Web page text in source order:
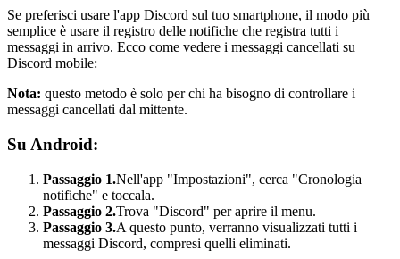
Se preferisci usare l'app Discord sul tuo smartphone, il modo più
semplice è usare il registro delle notifiche che registra tutti i
messaggi in arrivo. Ecco come vedere i messaggi cancellati su
Discord mobile:
Nota: questo metodo è solo per chi ha bisogno di controllare i
messaggi cancellati dal mittente.
Su Android:
Passaggio 1.Nell'app "Impostazioni", cerca "Cronologia
notifiche" e toccala.
Passaggio 2.Trova "Discord" per aprire il menu.
Passaggio 3.A questo punto, verranno visualizzati tutti i
messaggi Discord, compresi quelli eliminati.